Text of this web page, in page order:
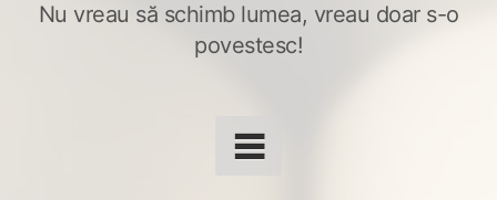
Nu vreau să schimb lumea, vreau doar s-o
povestesc!